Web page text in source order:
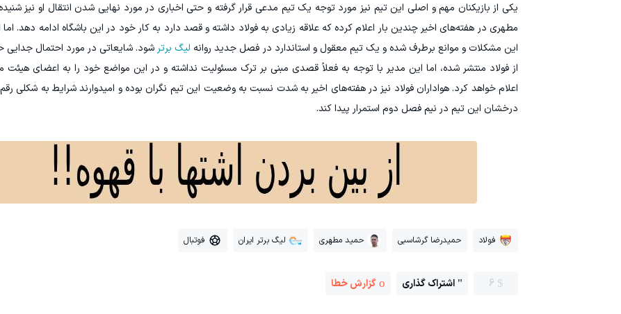
یکی از بازیکنان مهم و اصلی این تیم نیز مورد توجه یک تیم مدعی قرار گرفته و حتی اخباری در مورد نهایی شدن انتقال او نیز
مطهری در هفته‌های اخیر چندین بار اعلام کرده که علاقه زیادی به فولاد داشته و قصد دارد به کار خود در این باشگاه ادامه دهد. اما
این مشکلات و موانع برطرف شده و یک تیم معقول و استاندارد در فصل جدید روانه لیگ برتر شود. شایعاتی در مورد احتمال جدایی
از فولاد منتشر شده، اما این مدیر با توجه به فعلاً قصدی مبنی بر ترک مسئولیت نداشته و در این مواضع خود را به اعضای هیئت
اعلام خواهد کرد. هواداران فولاد نیز در هفته‌های اخیر به شدت نسبت به وضعیت این تیم نگران بوده و امیدوارند شرایط به شکلی
درخشان این تیم در نیم فصل دوم استمرار پیدا کند.
فولاد حمیدرضا گرشاسبی حمید مطهری لیگ برتر ایران فوتبال
6 اشتراک گذاری گزارش خطا